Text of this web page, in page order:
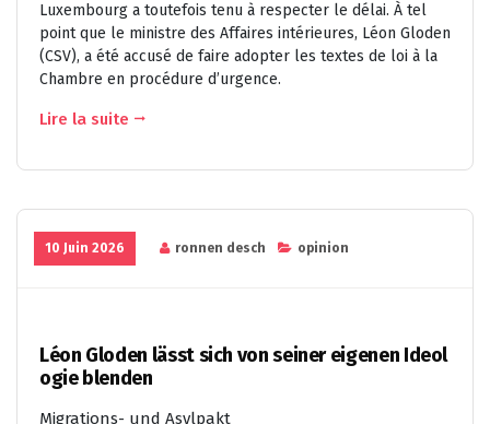
Luxembourg a toutefois tenu à respecter le délai. À tel
point que le ministre des Affaires intérieures, Léon Gloden
(CSV), a été accusé de faire adopter les textes de loi à la
Chambre en procédure d’urgence.
Lire la suite
10 Juin 2026 ronnen desch opinion
Léon Gloden lässt sich von seiner eigenen Ideol
ogie blenden
Migrations- und Asylpakt